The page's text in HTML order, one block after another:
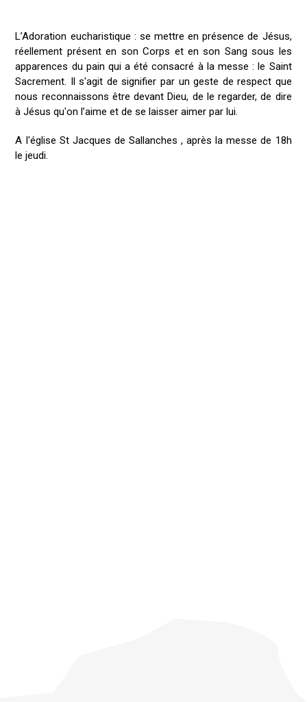
L’Adoration eucharistique : se mettre en présence de Jésus,
réellement présent en son Corps et en son Sang sous les
apparences du pain qui a été consacré à la messe : le Saint
Sacrement. Il s'agit de signifier par un geste de respect que
nous reconnaissons être devant Dieu, de le regarder, de dire
à Jésus qu'on l’aime et de se laisser aimer par lui.
A l'église St Jacques de Sallanches , après la messe de 18h
le jeudi.